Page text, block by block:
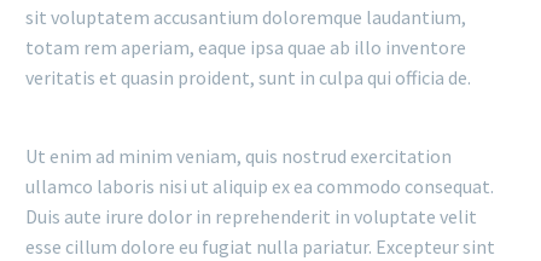
sit voluptatem accusantium doloremque laudantium,
totam rem aperiam, eaque ipsa quae ab illo inventore
veritatis et quasin proident, sunt in culpa qui officia de.
Ut enim ad minim veniam, quis nostrud exercitation
ullamco laboris nisi ut aliquip ex ea commodo consequat.
Duis aute irure dolor in reprehenderit in voluptate velit
esse cillum dolore eu fugiat nulla pariatur. Excepteur sint